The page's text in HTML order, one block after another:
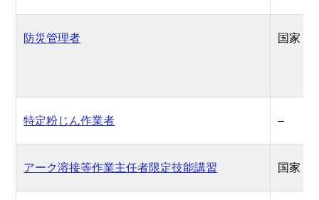
防災管理者 国家
特定粉じん作業者 –
アーク溶接等作業主任者限定技能講習 国家